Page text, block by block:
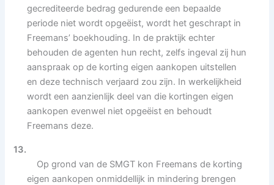
gecrediteerde bedrag gedurende een bepaalde
periode niet wordt opgeëist, wordt het geschrapt in
Freemans’ boekhouding. In de praktijk echter
behouden de agenten hun recht, zelfs ingeval zij hun
aanspraak op de korting eigen aankopen uitstellen
en deze technisch verjaard zou zijn. In werkelijkheid
wordt een aanzienlijk deel van die kortingen eigen
aankopen evenwel niet opgeëist en behoudt
Freemans deze.
13.
Op grond van de SMGT kon Freemans de korting
eigen aankopen onmiddellijk in mindering brengen